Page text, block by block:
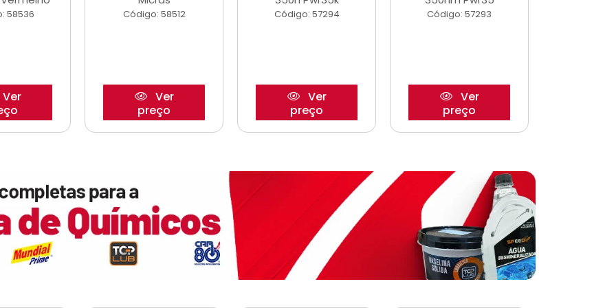
58536
Ver
Código: 58512
Ver
preço
Código: 57294
Ver
preço
Código: 57293
Ver
preço